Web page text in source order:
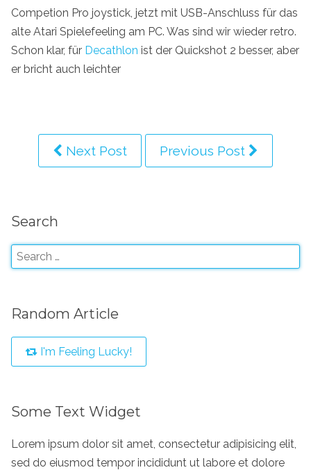
Competion Pro joystick, jetzt mit USB-Anschluss für das
alte Atari Spielefeeling am PC. Was sind wir wieder retro.
Schon klar, für Decathlon ist der Quickshot 2 besser, aber
er bricht auch leichter
Next Post Previous Post
Search
Random Article
I'm Feeling Lucky!
Some Text Widget
Lorem ipsum dolor sit amet, consectetur adipisicing elit,
sed do eiusmod tempor incididunt ut labore et dolore